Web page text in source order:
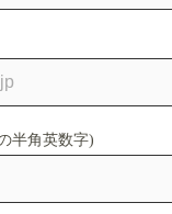
半角英数字)